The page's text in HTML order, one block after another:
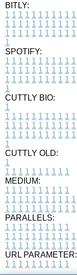
BITLY:
1 1 1 1 1 1 1 1 1 1 1
1 1 1 1 1 1 1 1 1 1 1
1 1 1 1 1 1 1 1 1 1 1
1
SPOTIFY:
1 1 1 1 1 1 1 1 1 1 1
1 1 1 1 1 1 1 1 1 1 1
1 1 1 1 1 1 1 1 1 1 1
1
CUTTLY BIO:
1
1 1 1 1 1 1 1 1 1 1 1
1 1 1 1 1 1 1 1 1 1 1
1 1 1 1 1 1 1 1 1 1 1
1
CUTTLY OLD:
1
1 1 1 1 1 1 1 1 1 1
MEDIUM:
1 1 1 1 1 1 1 1 1 1
1 1 1 1 1 1 1 1 1 1 1
1 1 1 1 1 1 1 1 1 1 1
PARALLELS:
1 1 1 1 1 1 1 1 1 1
1 1 1 1 1 1 1 1 1 1 1
1 1 1 1 1 1 1 1 1 1 1
URL PARAMETER:
1 1 1 1 1 1 1 1 1 1